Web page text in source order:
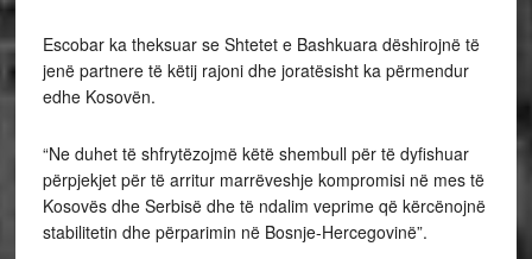
Escobar ka theksuar se Shtetet e Bashkuara dëshirojnë të
jenë partnere të këtij rajoni dhe joratësisht ka përmendur
edhe Kosovën.
“Ne duhet të shfrytëzojmë këtë shembull për të dyfishuar
përpjekjet për të arritur marrëveshje kompromisi në mes të
Kosovës dhe Serbisë dhe të ndalim veprime që kërcënojnë
stabilitetin dhe përparimin në Bosnje-Hercegovinë”.